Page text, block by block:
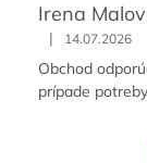
Irena
| 14.07.2026
Obchod
prípade